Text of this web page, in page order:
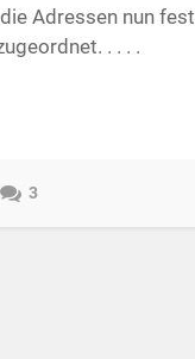
Adressen nun fest
. . . .
3